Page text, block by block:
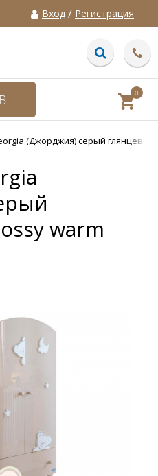
Вход / Регистрация
0
(Джорджия) серый глянцевый
warm